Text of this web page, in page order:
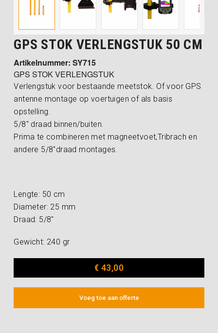
GPS STOK VERLENGSTUK 50 CM
Artikelnummer: SY715
GPS STOK VERLENGSTUK
Verlengstuk voor bestaande meetstok. Of voor GPS
antenne montage op voertuigen of als basis
opstelling.
5/8″ draad binnen/buiten.
Prima te combineren met magneetvoet,Tribrach en
andere 5/8″draad montages.
Lengte: 50 cm
Diameter: 25 mm
Draad: 5/8″
Gewicht: 240 gr
€ 43,00
Voeg toe aan offerte